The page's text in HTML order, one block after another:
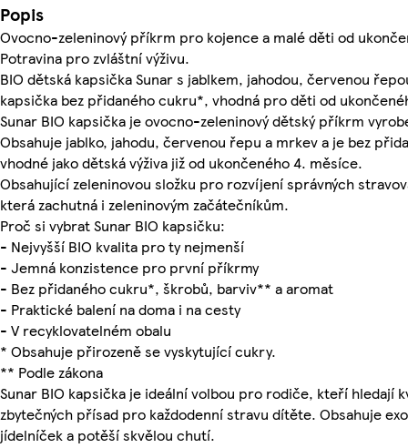
Popis
Ovocno-zeleninový příkrm pro kojence a malé děti od
Potravina pro zvláštní výživu.
BIO dětská kapsička Sunar s jablkem, jahodou, červenou
kapsička bez přidaného cukru*, vhodná pro děti od
Sunar BIO kapsička je ovocno-zeleninový dětský příkrm
Obsahuje jablko, jahodu, červenou řepu a mrkev a je bez
vhodné jako dětská výživa již od ukončeného 4. měsíce.
Obsahující zeleninovou složku pro rozvíjení správných
která zachutná i zeleninovým začátečníkům.
Proč si vybrat Sunar BIO kapsičku:
- Nejvyšší BIO kvalita pro ty nejmenší
- Jemná konzistence pro první příkrmy
- Bez přidaného cukru*, škrobů, barviv** a aromat
- Praktické balení na doma i na cesty
- V recyklovatelném obalu
* Obsahuje přirozeně se vyskytující cukry.
** Podle zákona
Sunar BIO kapsička je ideální volbou pro rodiče, kteří hledají
zbytečných přísad pro každodenní stravu dítěte. Obsahuje
jídelníček a potěší skvělou chutí.